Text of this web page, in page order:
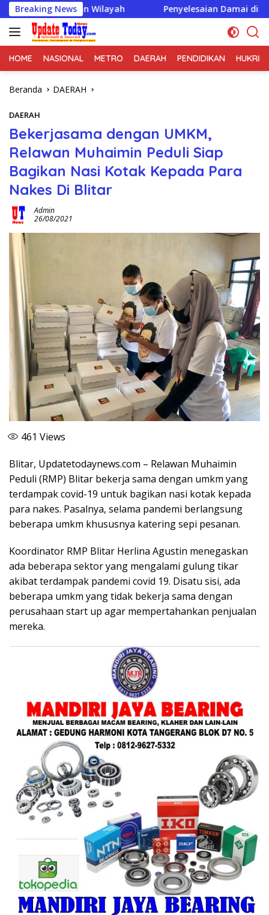
Langsung
ke
konten
Breaking News
Wilayah Penyelesaian Damai di Desa Cikupa
HOME NASIONAL METRO DAERAH PENDIDIKAN HUKRIM
Beranda DAERAH
DAERAH
Bekerjasama dengan UMKM,
Relawan Muhaimin Peduli Siap
Bagikan Nasi Kotak Kepada Para
Nakes Di Blitar
Admin
26/08/2021
461 Views
Blitar, Updatetodaynews.com – Relawan Muhaimin
Peduli (RMP) Blitar bekerja sama dengan umkm yang
terdampak covid-19 untuk bagikan nasi kotak kepada
para nakes. Pasalnya, selama pandemi berlangsung
beberapa umkm khususnya katering sepi pesanan.
Koordinator RMP Blitar Herlina Agustin menegaskan
ada beberapa sektor yang mengalami gulung tikar
akibat terdampak pandemi covid 19. Disatu sisi, ada
beberapa umkm yang tidak bekerja sama dengan
perusahaan start up agar mempertahankan penjualan
mereka.